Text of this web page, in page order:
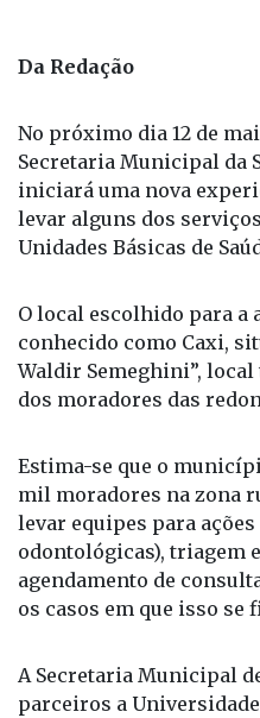
Da Redação
No próximo dia 12 de
Secretaria Municipal da
iniciará uma nova
levar alguns dos
Unidades Básicas de
O local escolhido para a
conhecido como Caxi,
Waldir Semeghini”,
dos moradores das
Estima-se que o
mil moradores na zona
levar equipes para
odontológicas), triagem
agendamento de
os casos em que isso se
A Secretaria Municipal
parceiros a